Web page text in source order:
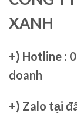
XANH
+) Hotline :
doanh
+) Zalo tại